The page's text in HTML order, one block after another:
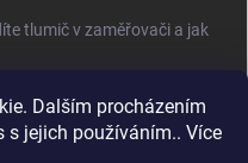
Dalším procházením
s jejich používáním.. Více
tlumič v zaměřovači a jak